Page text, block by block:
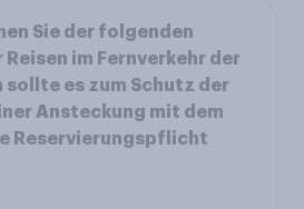
Sie der folgenden
Reisen im Fernverkehr der
sollte es zum Schutz der
Ansteckung mit dem
Reservierungspflicht